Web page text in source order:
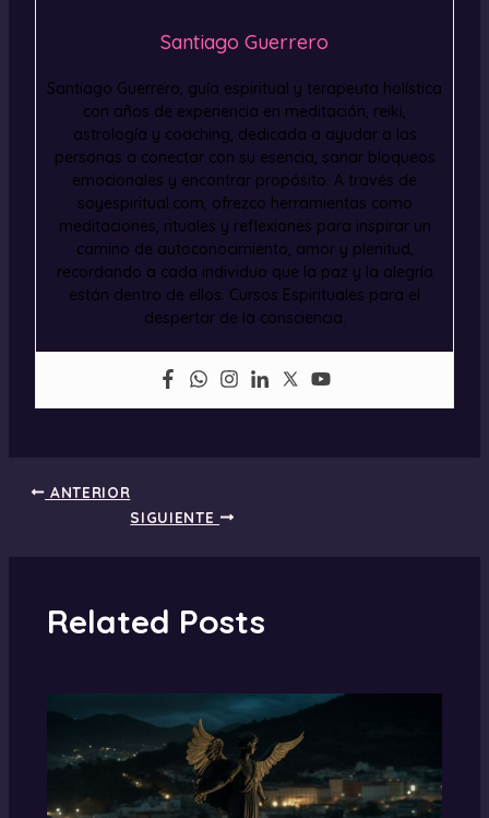
Santiago Guerrero
Santiago Guerrero, guía espiritual y terapeuta holística
con años de experiencia en meditación, reiki,
astrología y coaching, dedicada a ayudar a las
personas a conectar con su esencia, sanar bloqueos
emocionales y encontrar propósito. A través de
soyespiritual.com, ofrezco herramientas como
meditaciones, rituales y reflexiones para inspirar un
camino de autoconocimiento, amor y plenitud,
recordando a cada individuo que la paz y la alegría
están dentro de ellos. Cursos Espirituales para el
despertar de la consciencia.
ANTERIOR
SIGUIENTE
Related Posts